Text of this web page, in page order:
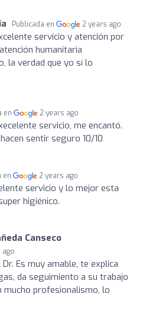
Publicada en 2 years ago
servicio y atención por
humanitaria
la verdad que yo sí lo
en 2 years ago
servicio, me encantó.
sentir seguro 10/10
en 2 years ago
servicio y lo mejor esta
higiénico.
Canseco
ago
Dr. Es muy amable, te explica
da seguimiento a su trabajo
profesionalismo, lo